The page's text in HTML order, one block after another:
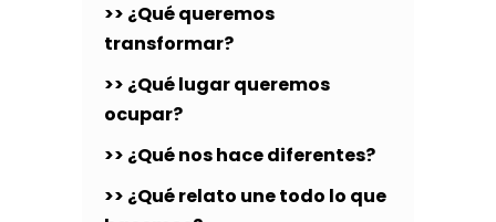
>> ¿Qué queremos
transformar?
>> ¿Qué lugar queremos
ocupar?
>> ¿Qué nos hace diferentes?
>> ¿Qué relato une todo lo que